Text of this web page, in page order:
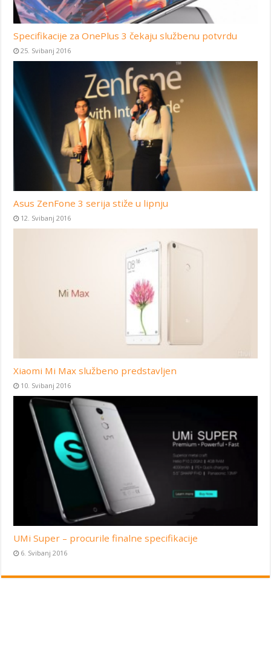
Specifikacije za OnePlus 3 čekaju službenu potvrdu
25. Svibanj 2016
Asus ZenFone 3 serija stiže u lipnju
12. Svibanj 2016
Xiaomi Mi Max službeno predstavljen
10. Svibanj 2016
UMi Super – procurile finalne specifikacije
6. Svibanj 2016